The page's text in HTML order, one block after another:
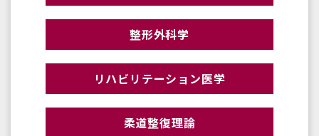
整形外科学
リハビリテーション医学
柔道整復理論